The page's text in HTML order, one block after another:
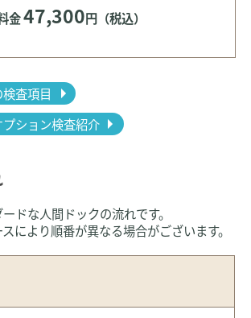
金47,300円（税込）
査項目
ション検査紹介
ドな人間ドックの流れです。
により順番が異なる場合がございます。